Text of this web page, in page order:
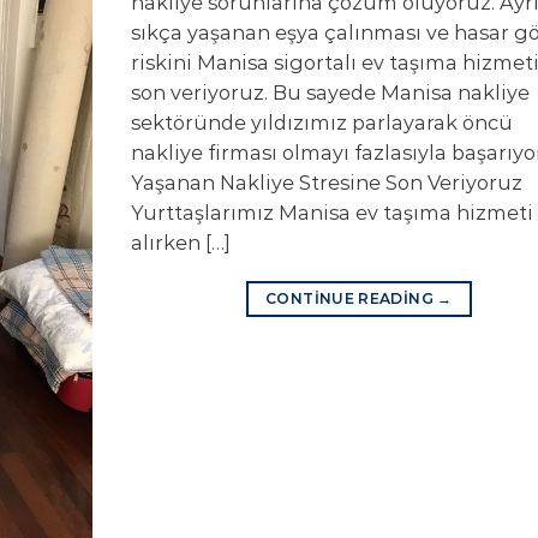
sıkça yaşanan eşya çalınması ve hasar
riskini Manisa sigortalı ev taşıma
son veriyoruz. Bu sayede Manisa nakliye
sektöründe yıldızımız parlayarak öncü
nakliye firması olmayı fazlasıyla
Yaşanan Nakliye Stresine Son Veriyoruz
Yurttaşlarımız Manisa ev taşıma hizmeti
alırken […]
CONTINUE READING →